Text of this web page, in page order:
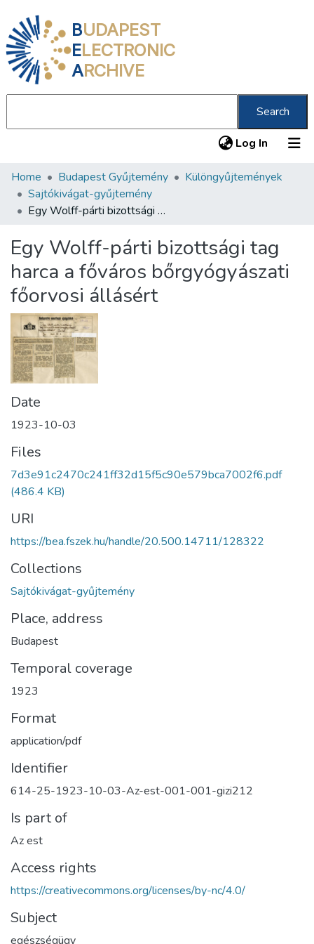
BUDAPEST
ELECTRONIC
ARCHIVE
Search
Log In (current)
Communities & Collections
All of DSpace
About us
Home Budapest Gyűjtemény
Különgyűjtemények
Sajtókivágat-gyűjtemény
Egy Wolff-párti bizottsági tag harca a főváros bőrgyógyászati főorvosi állásért
Egy Wolff-párti bizottsági tag
harca a főváros bőrgyógyászati
főorvosi állásért
Date
1923-10-03
Files
7d3e91c2470c241ff32d15f5c90e579bca7002f6.pdf
(486.4 KB)
URI
https://bea.fszek.hu/handle/20.500.14711/128322
Collections
Sajtókivágat-gyűjtemény
Place, address
Budapest
Temporal coverage
1923
Format
application/pdf
Identifier
614-25-1923-10-03-Az-est-001-001-gizi212
Is part of
Az est
Access rights
https://creativecommons.org/licenses/by-nc/4.0/
Subject
egészségügy